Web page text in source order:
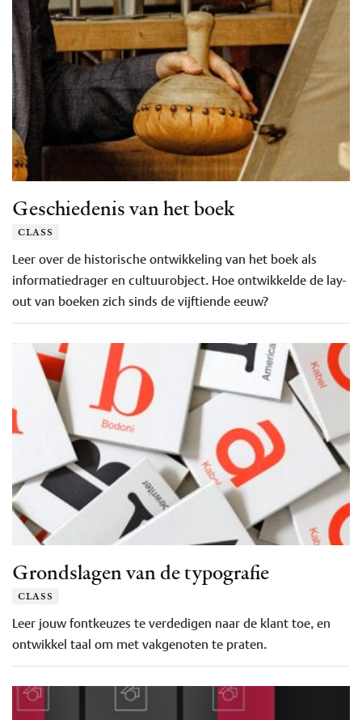
Geschiedenis van het boek
class
Leer over de historische ontwikkeling van het boek als
informatiedrager en cultuurobject. Hoe ontwikkelde de lay-
out van boeken zich sinds de vijftiende eeuw?
Grondslagen van de typografie
class
Leer jouw fontkeuzes te verdedigen naar de klant toe, en
ontwikkel taal om met vakgenoten te praten.